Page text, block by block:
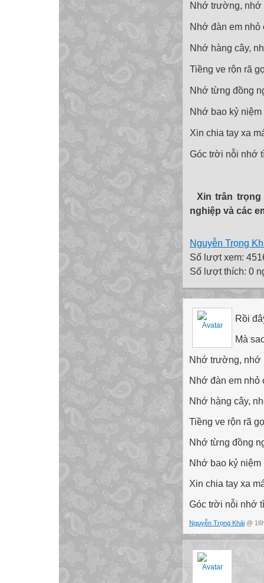
Nhớ trường,
Nhớ đàn em nhỏ
Nhớ hàng cây,
Tiềng ve rộn rã
Nhớ từng đồng
Nhớ bao kỷ
Xin chia tay xa
Góc trời nỗi nhớ
Xin trân trọng
nghiệp và các
Nguyễn Trọng
Số lượt xem:
Số lượt thích: 0
Rồi
Mà
Nhớ trường,
Nhớ đàn em nhỏ
Nhớ hàng cây,
Tiềng ve rộn rã
Nhớ từng đồng
Nhớ bao kỷ
Xin chia tay xa
Góc trời nỗi nhớ
Nguyễn Trọng Khái @